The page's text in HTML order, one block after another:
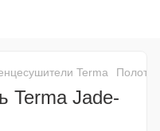
Terma
Terma Jade-